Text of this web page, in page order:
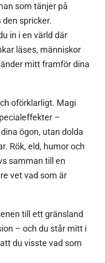
som tänjer på
spricker.
in i en värld där
läses, människor
mitt framför dina
oförklarligt. Magi
–
ögon, utan dolda
Rök, eld, humor och
samman till en
vet vad som är
till ett gräns­land
– och du står mitt i
du visste vad som